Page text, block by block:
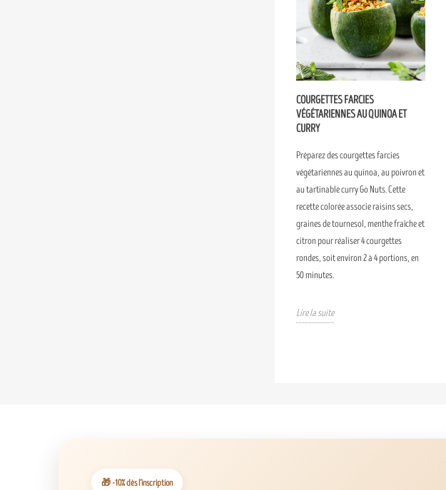
COURGETTES FARCIES
VÉGÉTARIENNES AU QUINOA ET
CURRY
Préparez des courgettes farcies
végétariennes au quinoa, au poivron et
au tartinable curry Go Nuts. Cette
recette colorée associe raisins secs,
graines de tournesol, menthe fraîche et
citron pour réaliser 4 courgettes
rondes, soit environ 2 à 4 portions, en
50 minutes.
Lire la suite
🎁 -10% dès l’inscription